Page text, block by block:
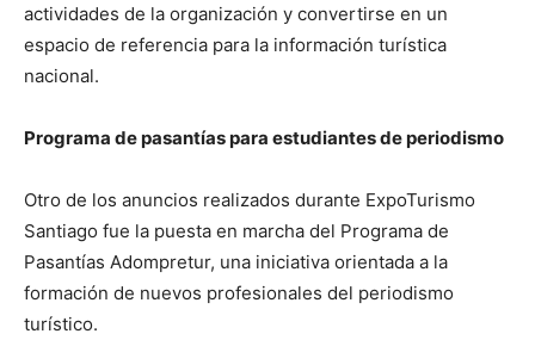
actividades de la organización y convertirse en un
espacio de referencia para la información turística
nacional.
Programa de pasantías para estudiantes de periodismo
Otro de los anuncios realizados durante ExpoTurismo
Santiago fue la puesta en marcha del Programa de
Pasantías Adompretur, una iniciativa orientada a la
formación de nuevos profesionales del periodismo
turístico.